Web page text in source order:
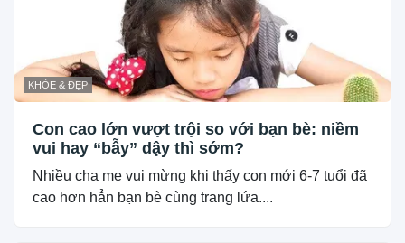
KHỎE & ĐẸP
Con cao lớn vượt trội so với bạn bè: niềm
vui hay “bẫy” dậy thì sớm?
Nhiều cha mẹ vui mừng khi thấy con mới 6-7 tuổi đã
cao hơn hẳn bạn bè cùng trang lứa....